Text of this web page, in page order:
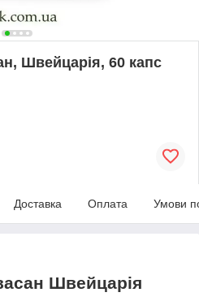
Швейцарія, 60 капс
Доставка Оплата Умови
Швейцарія